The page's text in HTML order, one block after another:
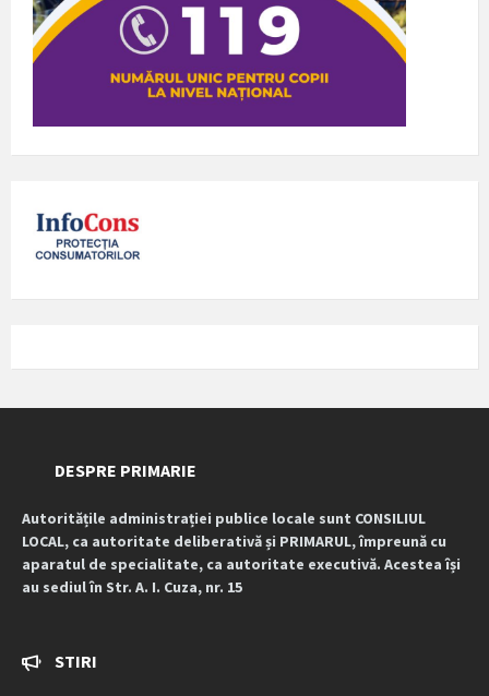
DESPRE PRIMARIE
Autoritățile administrației publice locale sunt CONSILIUL
LOCAL, ca autoritate deliberativă și PRIMARUL, împreună cu
aparatul de specialitate, ca autoritate executivă. Acestea își
au sediul în Str. A. I. Cuza, nr. 15
STIRI